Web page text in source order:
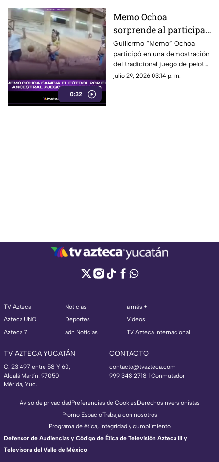
0:32
Memo Ochoa
sorprende al participar
en el ancestral JUEGO
DE PELOTA MAYA en la
Península de Yucatán
Guillermo “Memo” Ochoa
participó en una demostración
del tradicional juego de pelota
maya, Pok-ta-pok.
julio 29, 2026 03:14 p. m.
TV Azteca
Azteca UNO
Azteca 7
Noticias
Deportes
adn Noticias
a más +
Videos
TV Azteca Internacional
TV AZTECA YUCATÁN
C. 23 497 entre 58 Y 60,
Alcalá Martín, 97050
Mérida, Yuc.
CONTACTO
contacto@tvazteca.com
999 348 2718 | Conmutador
Aviso de privacidadPreferencias de CookiesDerechosInversionistas
Promo EspacioTrabaja con nosotros
Programa de ética, integridad y cumplimiento
Defensor de Audiencias y Código de Ética de Televisión Azteca III y
Televisora del Valle de México